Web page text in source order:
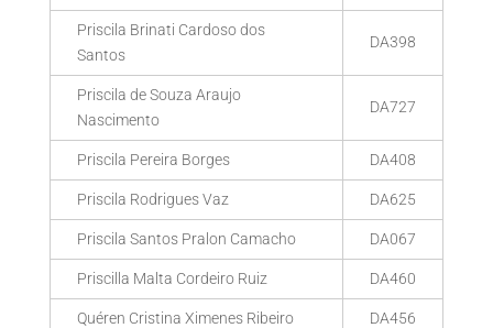
Priscila Brinati Cardoso dos
Santos
DA398
Priscila de Souza Araujo
Nascimento
DA727
Priscila Pereira Borges DA408
Priscila Rodrigues Vaz DA625
Priscila Santos Pralon Camacho DA067
Priscilla Malta Cordeiro Ruiz DA460
Quéren Cristina Ximenes Ribeiro DA456